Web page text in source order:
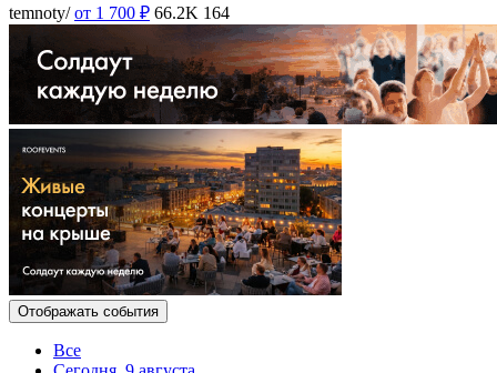
temnoty/ от 1 700 ₽ 66.2K 164
Отображать события
Все